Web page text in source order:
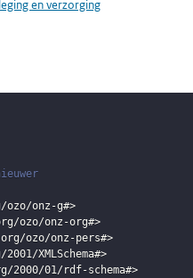
en verzorging
onz-g#>
ozo/onz-org#>
ozo/onz-pers#>
XMLSchema#>
2000/01/rdf-schema#>